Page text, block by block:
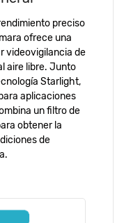
preciso
ofrece una
videovigilancia de
aire libre. Junto
Starlight,
aplicaciones
un filtro de
obtener la
de